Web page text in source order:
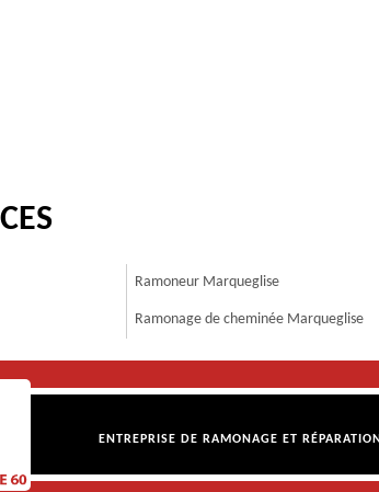
Ramoneur Marqueglise
Ramonage de cheminée Marqueglise
ENTREPRISE DE RAMONAGE ET